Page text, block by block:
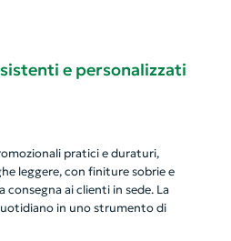
e personalizzati
pratici e duraturi,
leggere, con finiture sobrie e
ai clienti in sede. La
in uno strumento di